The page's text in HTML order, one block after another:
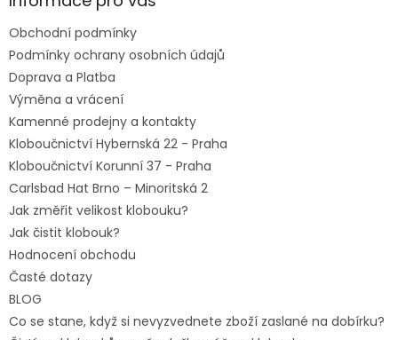
Obchodní podmínky
Podmínky ochrany osobních údajů
Doprava a Platba
Výměna a vrácení
Kamenné prodejny a kontakty
Kloboučnictví Hybernská 22 - Praha
Kloboučnictví Korunní 37 - Praha
Carlsbad Hat Brno – Minoritská 2
Jak změřit velikost klobouku?
Jak čistit klobouk?
Hodnocení obchodu
Časté dotazy
BLOG
Co se stane, když si nevyzvednete zboží zaslané na dobírku?